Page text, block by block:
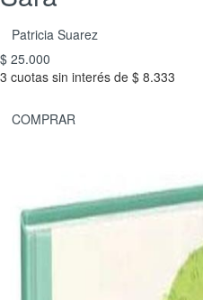
Patricia Suarez
$ 25.000
3 cuotas sin interés de $ 8.333
COMPRAR